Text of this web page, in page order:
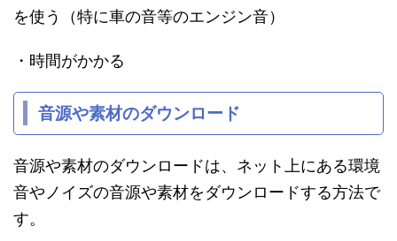
を使う（特に車の音等のエンジン音）
・時間がかかる
音源や素材のダウンロード
音源や素材のダウンロードは、ネット上にある環境
音やノイズの音源や素材をダウンロードする方法で
す。